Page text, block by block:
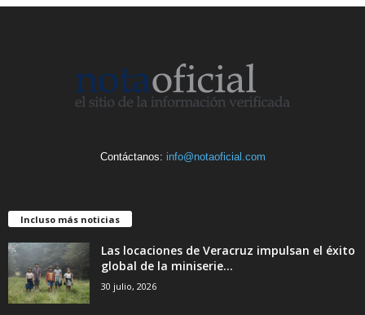
Contáctanos: info@notaoficial.com
Incluso más noticias
Las locaciones de Veracruz impulsan el éxito
global de la miniserie...
30 julio, 2026